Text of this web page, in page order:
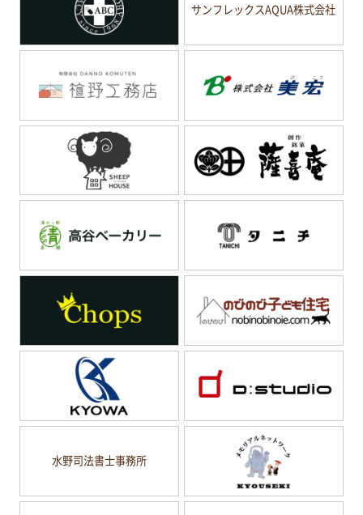
サンフレックスAQUA株式会社
水野司法書士事務所